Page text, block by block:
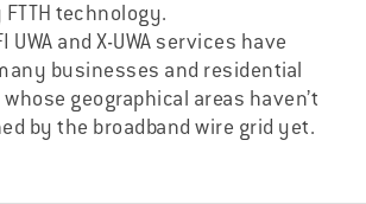
technology.
UWA and X-UWA services have
businesses and residential
geographical areas haven’t
by the broadband wire grid yet.